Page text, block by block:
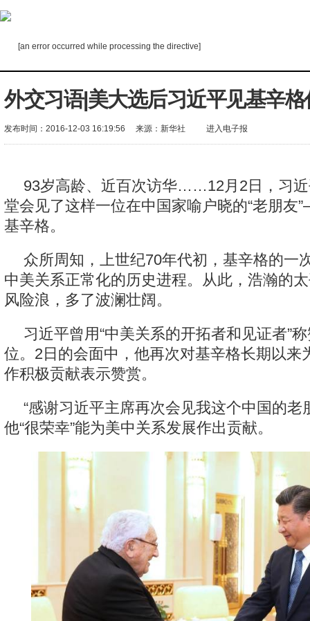
[an error occurred while processing the directive]
外交习语|美大选后习近平见基辛
发布时间：2016-12-03 16:19:56 来源：新华社 进入电子报
93岁高龄、近百次访华……12月2日，习
堂会见了这样一位在中国家喻户晓的“老朋
基辛格。
众所周知，上世纪70年代初，基辛格的一
中美关系正常化的历史进程。从此，浩瀚的
风险浪，多了波澜壮阔。
习近平曾用“中美关系的开拓者和见证者”
位。2日的会面中，他再次对基辛格长期以来
作积极贡献表示赞赏。
“感谢习近平主席再次会见我这个中国的老
他“很荣幸”能为美中关系发展作出贡献。